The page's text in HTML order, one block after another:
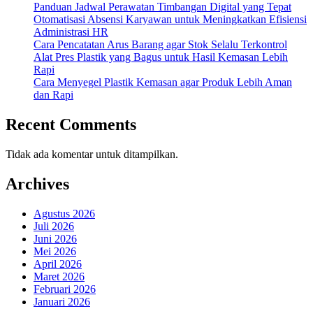
Panduan Jadwal Perawatan Timbangan Digital yang Tepat
Otomatisasi Absensi Karyawan untuk Meningkatkan Efisiensi
Administrasi HR
Cara Pencatatan Arus Barang agar Stok Selalu Terkontrol
Alat Pres Plastik yang Bagus untuk Hasil Kemasan Lebih
Rapi
Cara Menyegel Plastik Kemasan agar Produk Lebih Aman
dan Rapi
Recent Comments
Tidak ada komentar untuk ditampilkan.
Archives
Agustus 2026
Juli 2026
Juni 2026
Mei 2026
April 2026
Maret 2026
Februari 2026
Januari 2026